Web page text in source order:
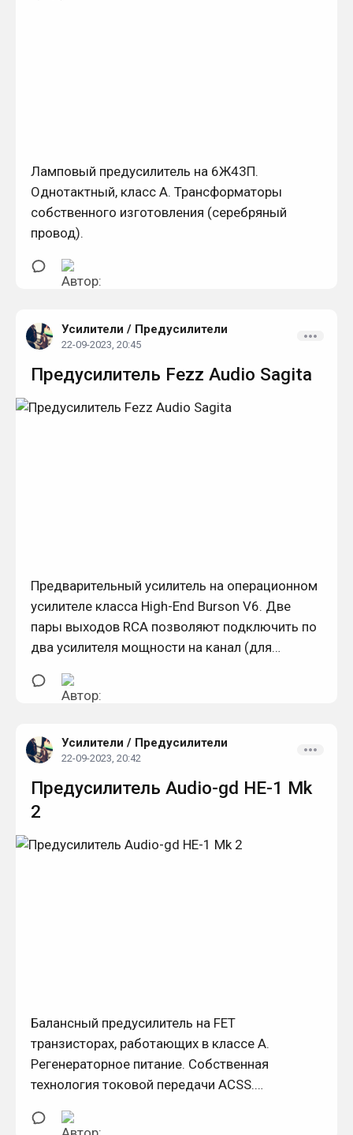
Ламповый предусилитель на 6Ж43П.
Однотактный, класс А. Трансформаторы
собственного изготовления (серебряный
провод).
Усилители / Предусилители
22-09-2023, 20:45
Предусилитель Fezz Audio Sagita
Предварительный усилитель на операционном
усилителе класса High-End Burson V6. Две
пары выходов RCA позволяют подключить по
два усилителя мощности на канал (для
Усилители / Предусилители
22-09-2023, 20:42
Предусилитель Audio-gd HE-1 Mk
2
Балансный предусилитель на FET
транзисторах, работающих в классе А.
Регенераторное питание. Собственная
технология токовой передачи ACSS.
Отсутствие обратной связи.